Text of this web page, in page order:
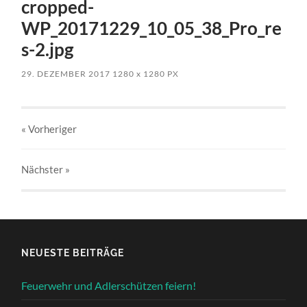
cropped-
WP_20171229_10_05_38_Pro_re
s-2.jpg
29. DEZEMBER 2017 1280x 1280 PX
« Vorheriger
Nächster »
NEUESTE BEITRÄGE
Feuerwehr und Adlerschützen feiern!